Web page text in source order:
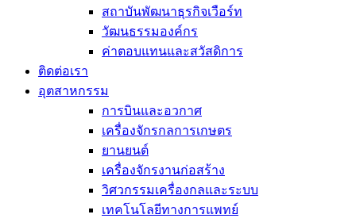
สถาบันพัฒนาธุรกิจเวือร์ท
วัฒนธรรมองค์กร
ค่าตอบแทนและสวัสดิการ
ติดต่อเรา
อุตสาหกรรม
การบินและอวกาศ
เครื่องจักรกลการเกษตร
ยานยนต์
เครื่องจักรงานก่อสร้าง
วิศวกรรมเครื่องกลและระบบ
เทคโนโลยีทางการแพทย์